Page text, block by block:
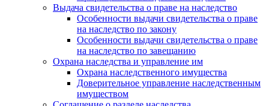
Выдача свидетельства о праве на наследство
Особенности выдачи свидетельства о праве
на наследство по закону
Особенности выдачи свидетельства о праве
на наследство по завещанию
Охрана наследства и управление им
Охрана наследственного имущества
Доверительное управление наследственным
имуществом